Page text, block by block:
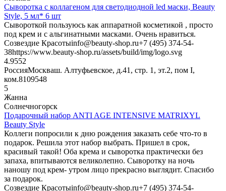
Сыворотка с коллагеном для светодиодной led маски, Beauty
Style, 5 мл* 6 шт
Сывороткой пользуюсь как аппаратной косметикой , просто
под крем и с альгинатными масками. Очень нравиться.
Созвездие Красотыinfo@beauty-shop.ru+7 (495) 374-54-
38https://www.beauty-shop.ru/assets/build/img/logo.svg
4.9552
РоссияМоскваш. Алтуфьевское, д.41, стр. 1, эт.2, пом I,
ком.8109548
5
Жанна
Солнечногорск
Подарочный набор ANTI AGE INTENSIVE MATRIXYL
Beauty Style
Коллеги попросили к дню рождения заказать себе что-то в
подарок. Решила этот набор выбрать. Пришел в срок,
красивый такой! Оба крема и сыворотка практически без
запаха, впитываются великолепно. Сыворотку на ночь
наношу под крем- утром лицо прекрасно выглядит. Спасибо
за подарок.
Созвездие Красотыinfo@beauty-shop.ru+7 (495) 374-54-